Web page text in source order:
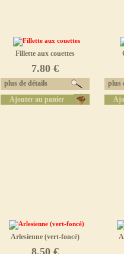
Fillette aux couettes
7.80 €
plus de détails
Ajouter au panier
plus
Arlesienne (vert-foncé)
8.50 €